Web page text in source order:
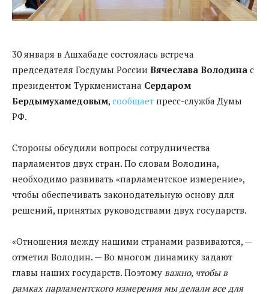
30 января в Ашхабаде состоялась встреча
председателя Госдумы России Вячеслава Володина с
президентом Туркменистана Сердаром
Бердымухамедовым, сообщает пресс-служба Думы
РФ.
Стороны обсудили вопросы сотрудничества
парламентов двух стран. По словам Володина,
необходимо развивать «парламентское измерение»,
чтобы обеспечивать законодательную основу для
решений, принятых руководствами двух государств.
«Отношения между нашими странами развиваются, —
отметил Володин. — Во многом динамику задают
главы наших государств. Поэтому важно, чтобы в
рамках парламентского измерения мы делали все для